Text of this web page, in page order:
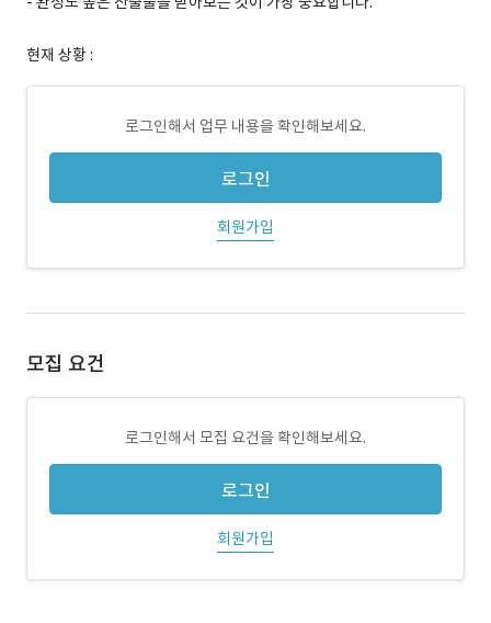
현재 상황 :
로그인해서 업무 내용을 확인해보세요.
로그인
회원가입
모집 요건
로그인해서 모집 요건을 확인해보세요.
로그인
회원가입